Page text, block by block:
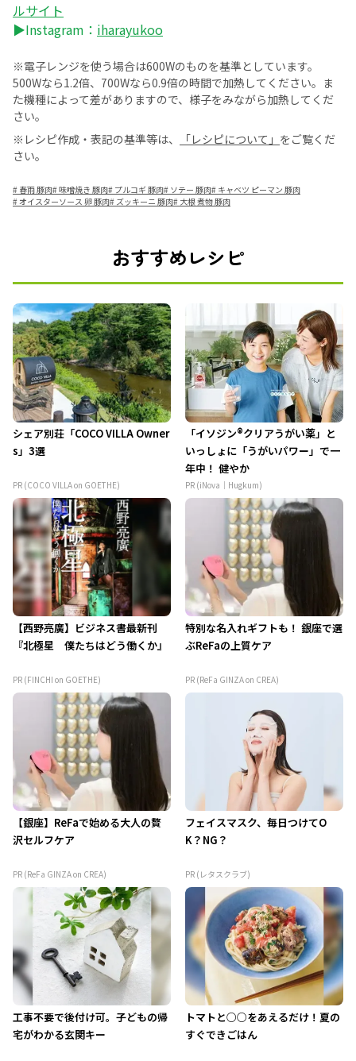
ルサイト
▶Instagram： iharayukoo
※電子レンジを使う場合は600Wのものを基準としています。
500Wなら1.2倍、700Wなら0.9倍の時間で加熱してください。ま
た機種によって差がありますので、様子をみながら加熱してくだ
さい。
※レシピ作成・表記の基準等は、
「レシピについて」 をご覧くだ
さい。
# 春雨 豚肉#味噌焼き 豚肉# プルコギ 豚肉# ソテー 豚肉# キャベツ ピーマン 豚肉
#オイスターソース 卵 豚肉# ズッキーニ 豚肉# 大根 煮物 豚肉
おすすめレシピ
シェア別荘「COCO VILLA Owner
s」3選
PR (COCO VILLA on GOETHE)
「イソジン®クリアうがい薬」と
いっしょに「うがいパワー」で一
年中！ 健やか
PR (iNova｜Hugkum)
【西野亮廣】ビジネス書最新刊
『北極星 僕たちはどう働くか』
PR (FINCHI on GOETHE)
特別な名入れギフトも！ 銀座で選
ぶReFaの上質ケア
PR (ReFa GINZA on CREA)
【銀座】ReFaで始める大人の贅
沢セルフケア
PR (ReFa GINZA on CREA)
フェイスマスク、毎日つけてO
K？NG？
PR (レタスクラブ)
工事不要で後付け可。子どもの帰
宅がわかる玄関キー
トマトと○○をあえるだけ！夏の
すぐできごはん